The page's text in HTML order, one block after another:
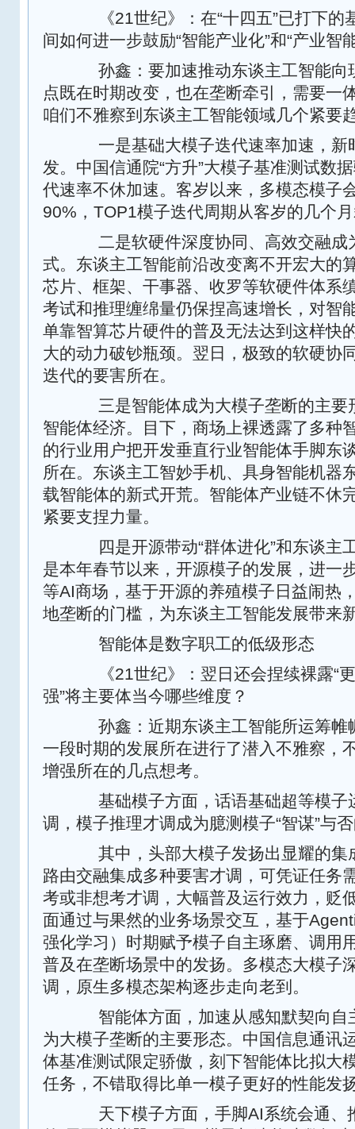
《21世纪》：在“十四五”已打下的
间如何进一步鼓励“智能产业化”和“产业智
孙鑫：要加速推动东谈主工智能向
点既在时期改变，也在垄断牵引，需要一
咱们不雅察到东谈主工智能领域几个紧要
一是基础大模子迭代速率加速，新
发。中国信通院“方升”大模子基准测试数
代速率不休加速。客岁以来，多模态模子
90%，TOP1模子迭代周期从客岁的几个
二是软硬件深度协同、高效交融成
式。东谈主工智能前沿改变离不开宏大的
芯片、框架、干事器、收罗等软硬件体系
考试和推理缠绵量仍保捏高速增长，对智
单靠智算芯片硬件的普及无法达到这样快
大的动力破钞瓶颈。翌日，极致的软硬协
迭代的要害所在。
三是智能体成为大模子垄断的主要
智能体经济。目下，商场上裸透露了多种
的行业用户把开发垂直行业智能体手脚东
所在。东谈主工智妙手机、具身智能机器
载智能体的新式开荒。智能体产业链不休
紧要支捏力量。
四是开源带动“群体进化”和东谈主
是本年春节以来，开源模子的发展，进一
等AI商场，基于开源的养殖模子日益闹热
地垄断的门槛，为东谈主工智能发展带来
智能体是数字职工的低级形态
《21世纪》：翌日还会捏续裸露“更
强”将主要体当今哪些维度？
孙鑫：近期东谈主工智能所运筹帷
一段时期的发展所在进行了潜入不雅察，
增强所在的几点想考。
基础模子方面，话语基础超等模子
调，模子推理才调成为臆测模子“智谋”与
其中，头部大模子发扬出显耀的集
路由交融集成多种要害才调，可凭证任务
考或非想考才调，大幅普及运行效力，贬
面通过与果然的业务场景交互，基于
强化学习）时期赋予模子自主琢磨、调用
普及在垄断场景中的发扬。多模态大模子
调，原生多模态架构逐步走向老到。
智能体方面，加速从感知默契向自
为大模子垄断的主要形态。中国信息通讯
体基准测试限定骄傲，刻下智能体比拟大
任务，不错取得比单一模子更好的性能发
天下模子方面，手脚AI系统会通、